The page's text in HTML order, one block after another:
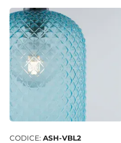
Altezza
75 cm
Forma
Ovale
Rotonda
Colore Piano
Colore Gambe
CODICE: ASH-VBL2